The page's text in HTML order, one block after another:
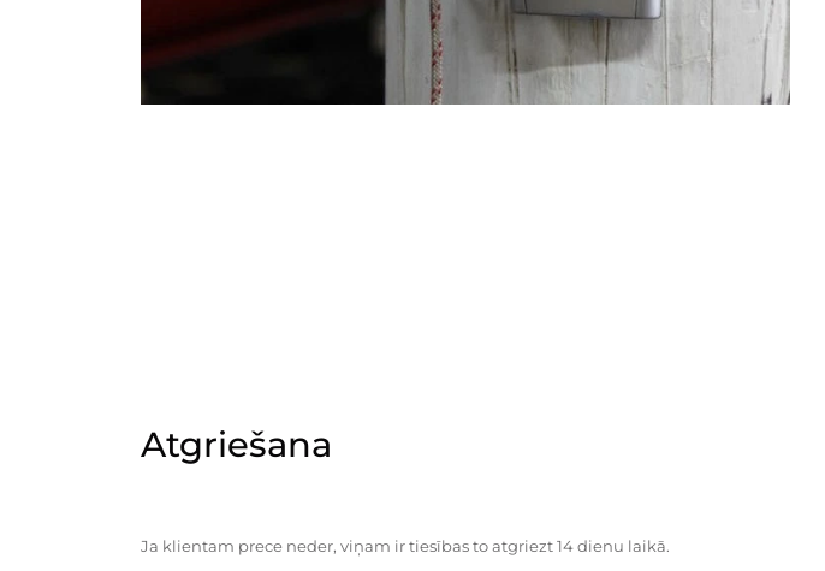
Atgriešana
Ja klientam prece neder, viņam ir tiesības to atgriezt 14 dienu laikā.